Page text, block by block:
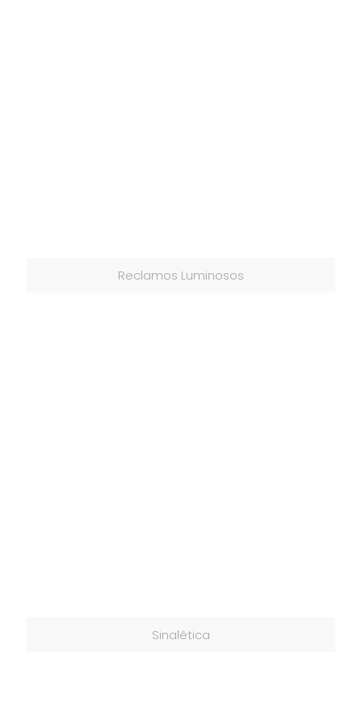
Reclamos Luminosos
Sinalética